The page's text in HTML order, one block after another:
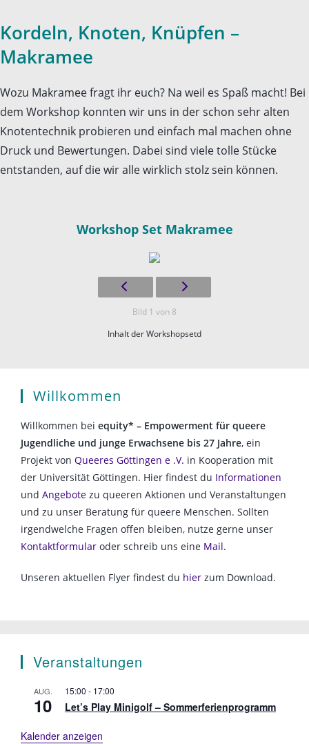
Kordeln, Knoten, Knüpfen –
Makramee
Wozu Makramee fragt ihr euch? Na weil es Spaß macht! Bei
dem Workshop konnten wir uns in der schon sehr alten
Knotentechnik probieren und einfach mal machen ohne
Druck und Bewertungen. Dabei sind viele tolle Stücke
entstanden, auf die wir alle wirklich stolz sein können.
Workshop Set Makramee
Bild 1 von 8
Inhalt der Workshopsetd
Willkommen
Willkommen bei equity* – Empowerment für queere
Jugendliche und junge Erwachsene bis 27 Jahre, ein
Projekt von Queeres Göttingen e .V. in Kooperation mit
der Universität Göttingen. Hier findest du Informationen
und Angebote zu queeren Aktionen und Veranstaltungen
und zu unser Beratung für queere Menschen. Sollten
irgendwelche Fragen offen bleiben, nutze gerne unser
Kontaktformular oder schreib uns eine Mail.
Unseren aktuellen Flyer findest du hier zum Download.
Veranstaltungen
AUG.
10
15:00 - 17:00
Let’s Play Minigolf – Sommerferienprogramm
Kalender anzeigen